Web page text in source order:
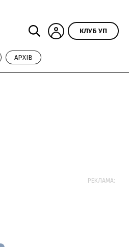
КЛУБ УП
АРХІВ
РЕКЛАМА: